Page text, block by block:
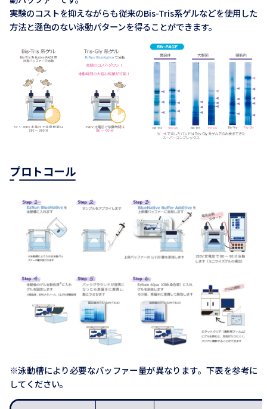
実験のコストを抑えながらも従来のBis-Tris系ゲルなどを使用した
方法と遜色のない泳動パターンを得ることができます。
プロトコール
※泳動槽により必要なバッファー量が異なります。下表を参考に
してください。